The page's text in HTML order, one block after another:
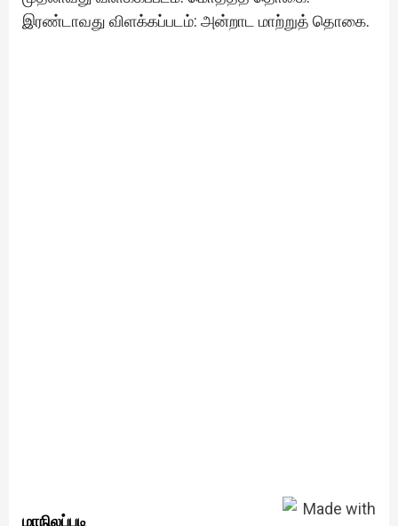
இரண்டாவது விளக்கப்படம்: அன்றாட மாற்றுத் தொகை.
மாநிலப்படி